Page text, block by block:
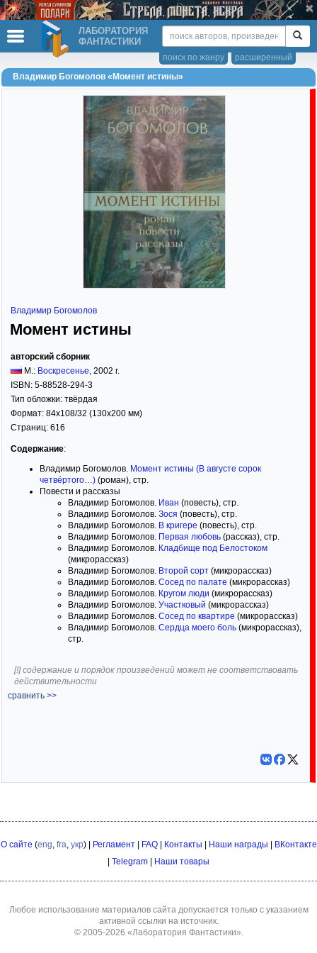
ЛАБОРАТОРИЯ
ФАНТАСТИКИ
расширенный
поиск по жанру
Владимир Богомолов «Момент истины»
Владимир Богомолов
Момент истины
авторский сборник
М.: Воскресенье, 2002 г.
ISBN: 5-88528-294-3
Тип обложки: твёрдая
Формат: 84x108/32 (130x200 мм)
Страниц: 616
Содержание:
Владимир Богомолов. Момент истины (В августе сорок
четвёртого…) (роман), стр.
Повести и рассказы
Владимир Богомолов. Иван (повесть), стр.
Владимир Богомолов. Зося (повесть), стр.
Владимир Богомолов. В кригере (повесть), стр.
Владимир Богомолов. Первая любовь (рассказ), стр.
Владимир Богомолов. Кладбище под Белостоком
(микрорассказ)
Владимир Богомолов. Второй сорт (микрорассказ)
Владимир Богомолов. Сосед по палате (микрорассказ)
Владимир Богомолов. Кругом люди (микрорассказ)
Владимир Богомолов. Участковый (микрорассказ)
Владимир Богомолов. Сосед по квартире (микрорассказ)
Владимир Богомолов. Сердца моего боль (микрорассказ),
стр.
[!] содержание и порядок произведений может не соответствовать
действительности
сравнить >>
О сайте (eng, fra, укр) | Регламент| FAQ| Контакты Наши награды
ВКонтакте
Telegram Наши товары
Любое использование материалов сайта допускается только с указанием
активной ссылки на источник.
© 2005-2026 «Лаборатория Фантастики».